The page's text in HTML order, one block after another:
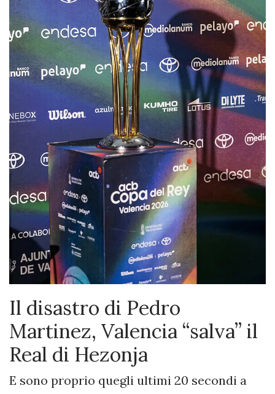
Il disastro di Pedro
Martinez, Valencia “salva” il
Real di Hezonja
E sono proprio quegli ultimi 20 secondi a